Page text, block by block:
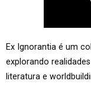
Ex Ignorantia é um
explorando
literatura e